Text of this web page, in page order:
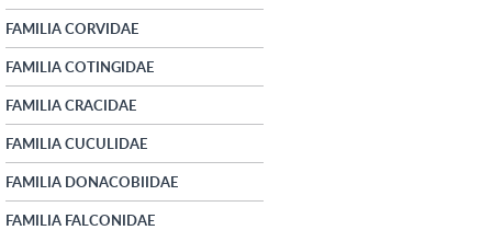
FAMILIA CORVIDAE
FAMILIA COTINGIDAE
FAMILIA CRACIDAE
FAMILIA CUCULIDAE
FAMILIA DONACOBIIDAE
FAMILIA FALCONIDAE